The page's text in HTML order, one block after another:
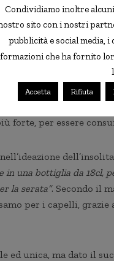
e per renderlo
questa è l’idea di un
doccia è qualcosa che
). Il problema
buona birra, e così il
forte, per essere
in una bottiglia da 18cl,
la serata”. Secondo il
per i capelli,
ed unica, ma dato il
Condividiamo inoltre
sito con i nostri
pubblicità e social media,
che ha fornito
Accetta Rifiuta